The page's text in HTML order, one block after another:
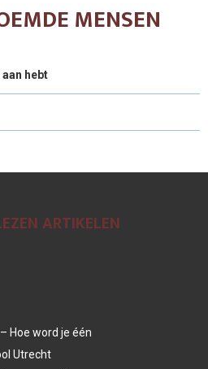
MENSEN
hebt
ARTIKELEN
Hoe word je één
Utrecht